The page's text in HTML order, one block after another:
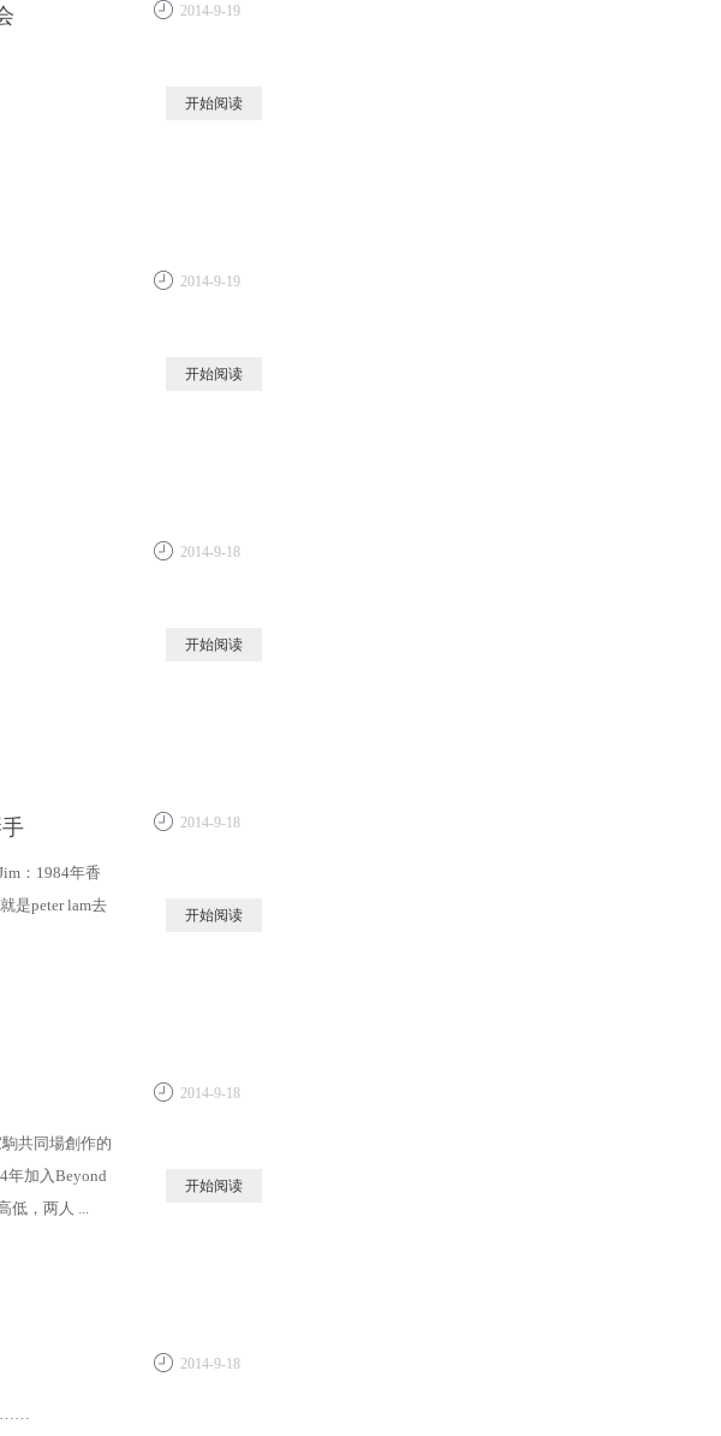
2014-9-19
开始阅读
2014-9-19
开始阅读
2014-9-18
开始阅读
：1984年香
是peter lam去
2014-9-18
开始阅读
共同場創作的
加入Beyond
低，两人 ...
2014-9-18
开始阅读
……
2014-9-18